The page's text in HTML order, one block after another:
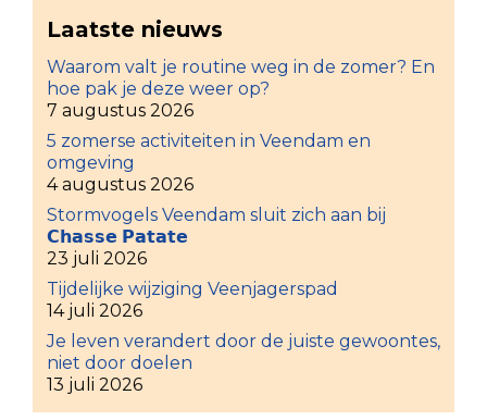
Laatste nieuws
Waarom valt je routine weg in de zomer? En
hoe pak je deze weer op?
7 augustus 2026
5 zomerse activiteiten in Veendam en
omgeving
4 augustus 2026
Stormvogels Veendam sluit zich aan bij
𝗖𝗵𝗮𝘀𝘀𝗲 𝗣𝗮𝘁𝗮𝘁𝗲
23 juli 2026
Tijdelijke wijziging Veenjagerspad
14 juli 2026
Je leven verandert door de juiste gewoontes,
niet door doelen
13 juli 2026